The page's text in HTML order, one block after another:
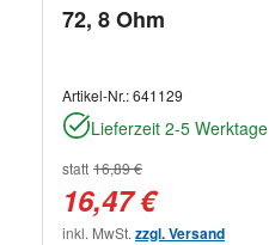
72, 8 Ohm
Artikel-Nr.:641129
Lieferzeit 2-5 Werktage
statt 16,89 €
16,47 €
inkl. MwSt. zzgl. Versand